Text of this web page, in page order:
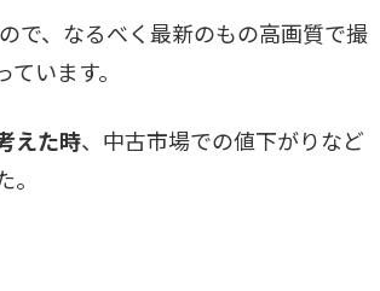
で、なるべく最新のもの高画質で撮
います。
えた時、中古市場での値下がりなど